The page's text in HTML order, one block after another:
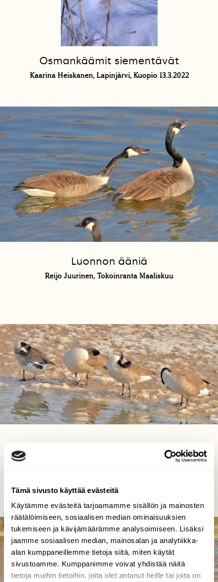
Tämä sivusto käyttää evästeitä
Käytämme evästeitä tarjoamamme sisällön ja mainosten
räätälöimiseen, sosiaalisen median ominaisuuksien
tukemiseen ja kävijämäärämme analysoimiseen. Lisäksi
jaamme sosiaalisen median, mainosalan ja analytiikka-
alan kumppaneillemme tietoja siitä, miten käytät
sivustoamme. Kumppanimme voivat yhdistää näitä
tietoja muihin tietoihin, joita olet antanut heille tai joita on
Osmankäämit siementävät
Kaarina Heiskanen, Lapinjärvi, Kuopio 13.3.2022
Luonnon ääniä
Reijo Juurinen, Tokoinranta Maaliskuu